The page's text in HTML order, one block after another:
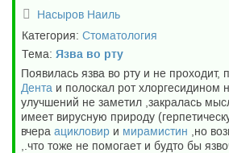
Насыров Наиль
Категория: Стоматология
Тема: Язва во рту
Появилась язва во рту и не проходит,
Дента и полоскал рот хлоргесидином
улучшений не заметил ,закралась
имеет вирусную природу
вчера ацикловир и мирамистин ,но
,.что тоже не помогает и будто бы